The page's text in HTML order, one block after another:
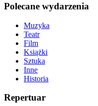
Polecane wydarzenia
Muzyka
Teatr
Film
Książki
Sztuka
Inne
Historia
Repertuar